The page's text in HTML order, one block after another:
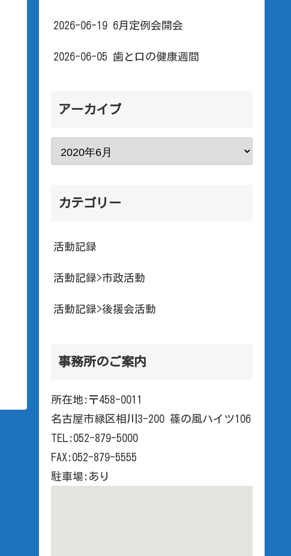
2026-06-19 6月定例会開会
2026-06-05 歯と口の健康週間
アーカイブ
カテゴリー
活動記録
活動記録>市政活動
活動記録>後援会活動
事務所のご案内
所在地:〒458-0011
名古屋市緑区相川3-200 篠の風ハイツ106
TEL:052-879-5000
FAX:052-879-5555
駐車場:あり